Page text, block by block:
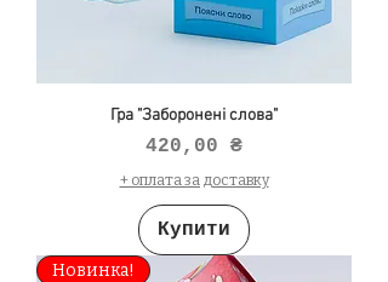
Гра "Заборонені слова"
Ціна
420,00 ₴
+ оплата за доставку
Купити
Новинка!